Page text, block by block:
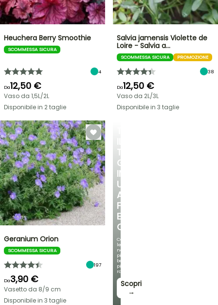
TUO
GIARDINO
IN
UN
ANGOLO
FRESCO
E
OMBREGGIATO
Con
le
nostre
più
belle
piante
rampicanti
Scopri
→
Heuchera Berry Smoothie
SCOMMESSA SICURA
4
Da12,50 €
Vaso da 1,5L/2L
Disponibile in 2 taglie
Salvia jamensis Violette de
Loire - Salvia a…
SCOMMESSA SICURA PROMOZIONE
38
Da12,50 €
Vaso da 2L/3L
Disponibile in 3 taglie
Geranium Orion
SCOMMESSA SICURA
197
Da3,90 €
Vasetto da 8/9 cm
Disponibile in 3 taglie